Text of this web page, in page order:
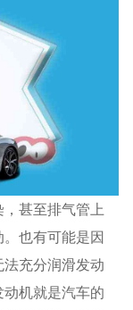
甚至排气管上
也有可能是因
充分润滑发动
机就是汽车的